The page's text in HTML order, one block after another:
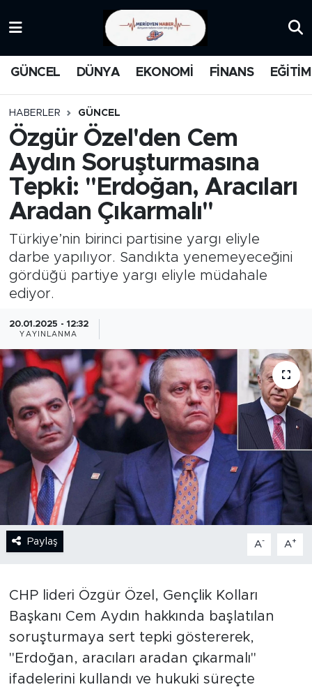
GÜNCEL DÜNYA EKONOMİ FİNANS EĞİTİM
HABERLER GÜNCEL
Özgür Özel'den Cem
Aydın Soruşturmasına
Tepki: ''Erdoğan, Aracıları
Aradan Çıkarmalı''
Türkiye’nin birinci partisine yargı eliyle
darbe yapılıyor. Sandıkta yenemeyeceğini
gördüğü partiye yargı eliyle müdahale
ediyor.
20.01.2025 - 12:32
YAYINLANMA
Paylaş A- A+
CHP lideri Özgür Özel, Gençlik Kolları
Başkanı Cem Aydın hakkında başlatılan
soruşturmaya sert tepki göstererek,
"Erdoğan, aracıları aradan çıkarmalı"
ifadelerini kullandı ve hukuki süreçte
MANŞET
MEDYA
FİNANS
DÜNYA
GÜNCEL
KARİKATÜR
BİLİM-TEKNOLOJİ
RÖPÖRTAJ
ANALİZ
NOSTALJİ
KULİS
YAZARLAR
DİNİ
POLİTİKA
EKONOMİ
SPOR
İstanbul Namaz Vakitleri
Trafik Durumu
Süper Lig Puan Durumu ve Fikstür
Tüm Manşetler
Son Dakika Haberleri
Haber Arşivi